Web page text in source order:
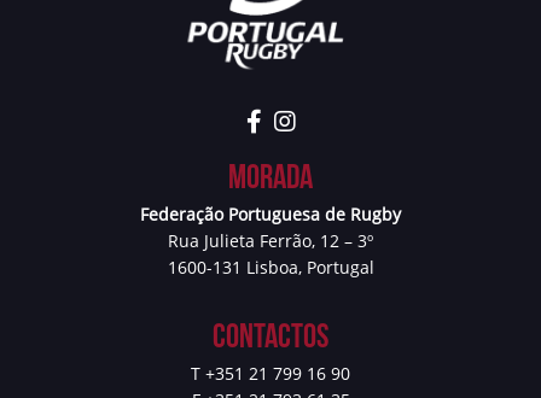
Morada
Federação Portuguesa de Rugby
Rua Julieta Ferrão, 12 – 3º
1600-131 Lisboa, Portugal
Contactos
T +351 21 799 16 90